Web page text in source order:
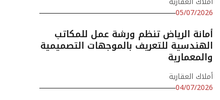
05/07/2026
أمانة الرياض تنظم ورشة عمل للمكاتب
الهندسية للتعريف بالموجهات التصميمية
والمعمارية
أملاك العقارية
04/07/2026